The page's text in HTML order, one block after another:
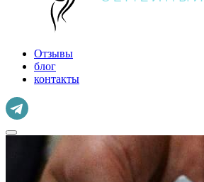
Отзывы
блог
контакты